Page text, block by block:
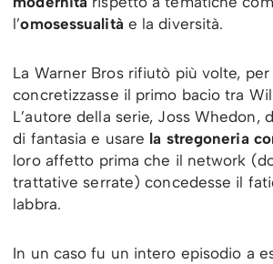
l’omosessualità e la diversità.
La Warner Bros rifiutò più volte,
concretizzasse il primo bacio tra
L’autore della serie, Joss Whedon,
di fantasia e usare la stregoneria
loro affetto prima che il network
trattative serrate) concedesse il
labbra.
In un caso fu un intero episodio a